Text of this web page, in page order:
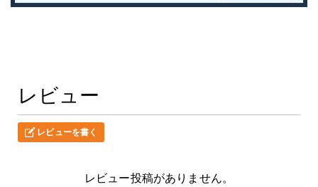
レビュー
レビューを書く
レビュー投稿がありません。